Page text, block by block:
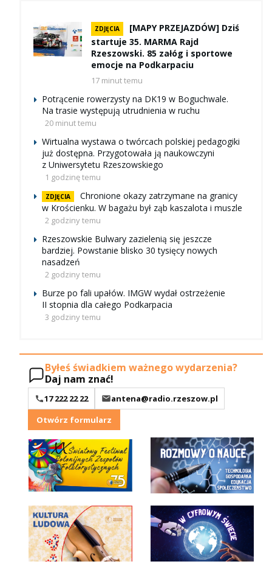
ZDJĘCIA
[MAPY PRZEJAZDÓW] Dziś
startuje 35. MARMA Rajd
Rzeszowski. 85 załóg i sportowe
emocje na Podkarpaciu
17 minut temu
Potrącenie rowerzysty na DK19 w Boguchwale.
Na trasie występują utrudnienia w ruchu
20 minut temu
Wirtualna wystawa o twórcach polskiej pedagogiki
już dostępna. Przygotowała ją naukowczyni
z Uniwersytetu Rzeszowskiego
1 godzinę temu
ZDJĘCIA
Chronione okazy zatrzymane na granicy
w Krościenku. W bagażu był ząb kaszalota i muszle
2 godziny temu
Rzeszowskie Bulwary zazielenią się jeszcze
bardziej. Powstanie blisko 30 tysięcy nowych
nasadzeń
2 godziny temu
Burze po fali upałów. IMGW wydał ostrzeżenie
II stopnia dla całego Podkarpacia
3 godziny temu
Byłeś świadkiem ważnego wydarzenia?
Daj nam znać!
17 222 22 22
antena@radio.rzeszow.pl
Otwórz formularz